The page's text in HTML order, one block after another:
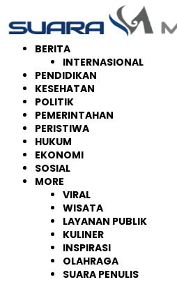
ke
konten
BERITA
INTERNASIONAL
PENDIDIKAN
KESEHATAN
POLITIK
PEMERINTAHAN
PERISTIWA
HUKUM
EKONOMI
SOSIAL
MORE
VIRAL
WISATA
LAYANAN PUBLIK
KULINER
INSPIRASI
OLAHRAGA
SUARA PENULIS